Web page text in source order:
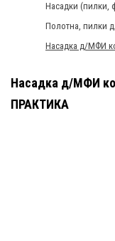
Насадки (пилки,
Полотна, пилки
Насадка д/МФИ
Насадка д/МФИ
ПРАКТИКА